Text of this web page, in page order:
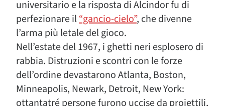
universitario e la risposta di Alcindor fu di
perfezionare il“gancio-cielo”, che divenne
l’arma più letale del gioco.
Nell’estate del 1967, i ghetti neri esplosero di
rabbia. Distruzioni e scontri con le forze
dell’ordine devastarono Atlanta, Boston,
Minneapolis, Newark, Detroit, New York:
ottantatré persone furono uccise da proiettili,